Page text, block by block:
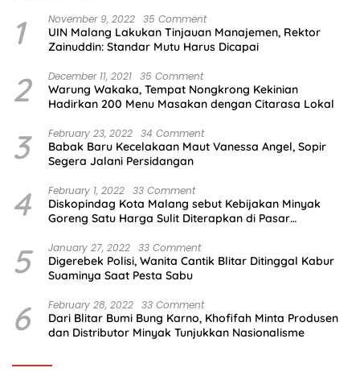
1 November 9, 2022 35 Comment
UIN Malang Lakukan Tinjauan Manajemen, Rektor
Zainuddin: Standar Mutu Harus Dicapai
2 December 11, 2021 35 Comment
Warung Wakaka, Tempat Nongkrong Kekinian
Hadirkan 200 Menu Masakan dengan Citarasa Lokal
3 February 23, 2022 34 Comment
Babak Baru Kecelakaan Maut Vanessa Angel, Sopir
Segera Jalani Persidangan
4 February 1, 2022 33 Comment
Diskopindag Kota Malang sebut Kebijakan Minyak
Goreng Satu Harga Sulit Diterapkan di Pasar
5 January 27, 2022 33 Comment
Digerebek Polisi, Wanita Cantik Blitar Ditinggal Kabur
Suaminya Saat Pesta Sabu
6 February 28, 2022 33 Comment
Dari Blitar Bumi Bung Karno, Khofifah Minta Produsen
dan Distributor Minyak Tunjukkan Nasionalisme